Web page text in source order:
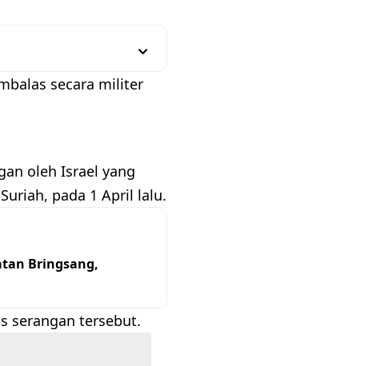
secara militer
oleh Israel yang
pada 1 April lalu.
Bringsang,
serangan tersebut.